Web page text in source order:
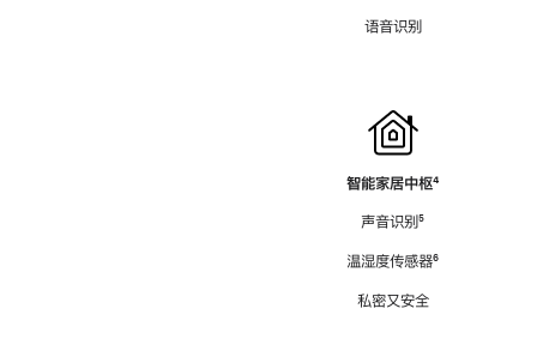
语音识别
智能家居中枢脚
⁴
声音识别脚
⁵
温湿度传感器脚
⁶
私密又安全